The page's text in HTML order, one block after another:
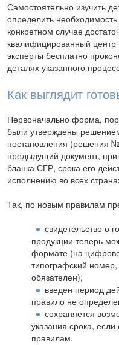
Самостоятельно изучить
определить
конкретном случае
квалифицированный
эксперты бесплатно
деталях указанного
Как выглядит
Первоначально форма,
были утверждены
постановления (решения
предыдущий документ,
бланка СГР, срока его
исполнению во всех
Так, по новым правилам
свидетельство о
продукции теперь
формате (на
типографский
обязателен);
введен период
правило не
сохраняется
указания срока,
правилам.